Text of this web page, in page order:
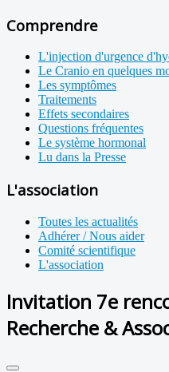
Comprendre
L'injection d'urgence
Le Cranio en quelques
Les symptômes
Traitements
Effets secondaires
Questions fréquentes
Le système hormonal
Lu dans la Presse
L'association
Toutes les actualités
Adhérer / Nous aider
Comité scientifique
L'association
Invitation 7e
Recherche &